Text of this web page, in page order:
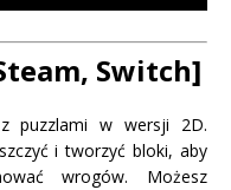
Switch]
puzzlami w wersji 2D.
i tworzyć bloki, aby
wrogów. Możesz